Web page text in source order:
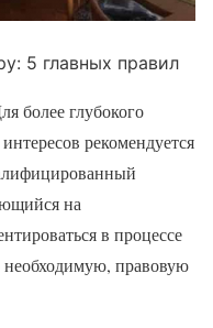
5 главных правил
более глубокого
рекомендуется
на
в процессе
необходимую, правовую